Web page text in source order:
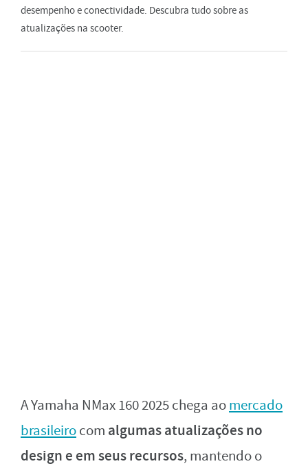
desempenho e conectividade. Descubra tudo sobre as
atualizações na scooter.
A Yamaha NMax 160 2025 chega aomercado
brasileirocom algumas atualizações no
design e em seus recursos, mantendo o